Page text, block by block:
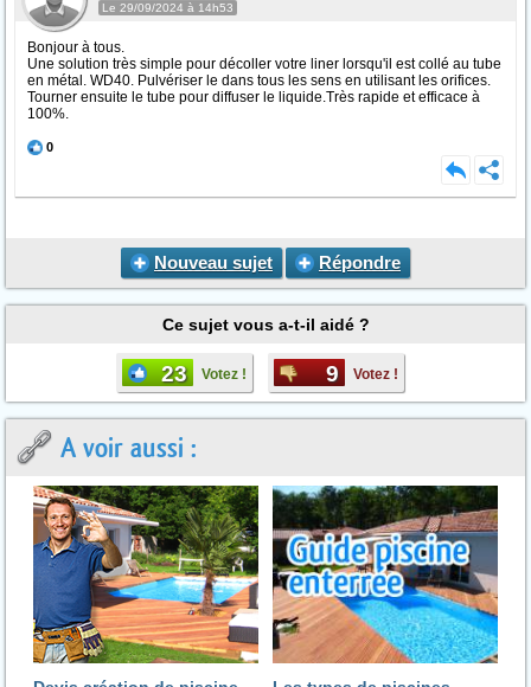
Le 29/09/2024 à 14h53
Bonjour à tous.
Une solution très simple pour décoller votre liner lorsqu'il est collé au tube
en métal. WD40. Pulvériser le dans tous les sens en utilisant les orifices.
Tourner ensuite le tube pour diffuser le liquide.Très rapide et efficace à
100%.
0
Nouveau sujet Répondre
Ce sujet vous a-t-il aidé ?
23 Votez ! 9 Votez !
A voir aussi :